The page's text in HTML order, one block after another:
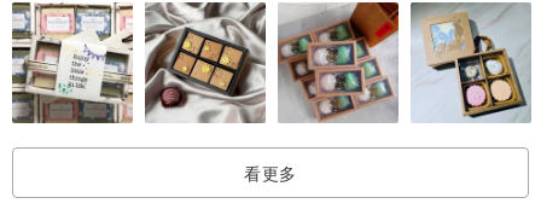
看更多